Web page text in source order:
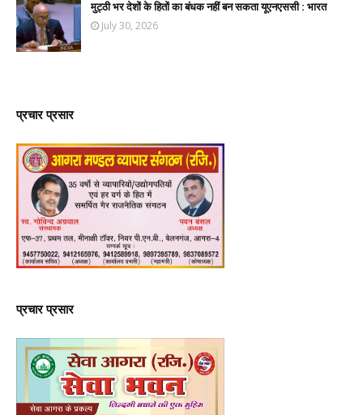
मुट्ठी भर देशों के हितों का बंधक नहीं बन सकता यूएनएससी : भारत
July 30, 2026
प्रचार प्रसार
प्रचार प्रसार